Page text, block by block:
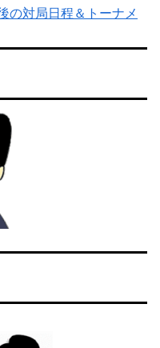
の対局日程＆トーナメ